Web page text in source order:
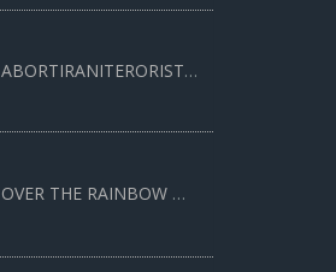
ABORTIRANITERORISTA
OVER THE RAINBOW